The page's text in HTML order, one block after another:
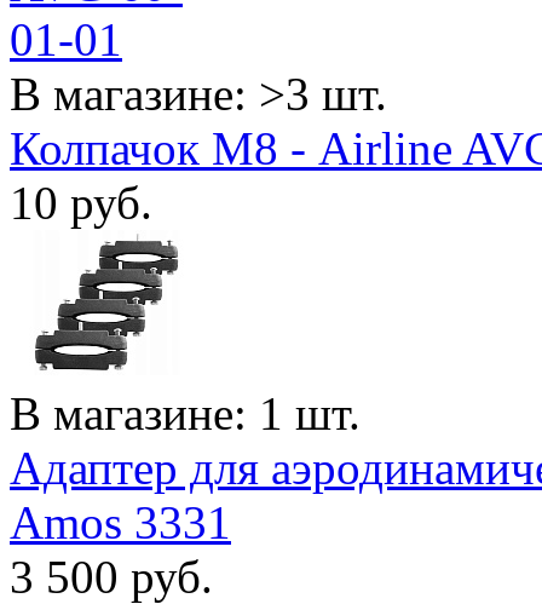
В магазине: >3 шт.
Колпачок М8 - Airline
10 руб.
В магазине: 1 шт.
Адаптер для
Amos 3331
3 500 руб.